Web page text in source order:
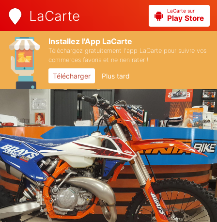
LaCarte LaCarte sur
Play Store
Installez l'App LaCarte
Téléchargez gratuitement l'app LaCarte pour suivre vos
commerces favoris et ne rien rater !
Télécharger Plus tard